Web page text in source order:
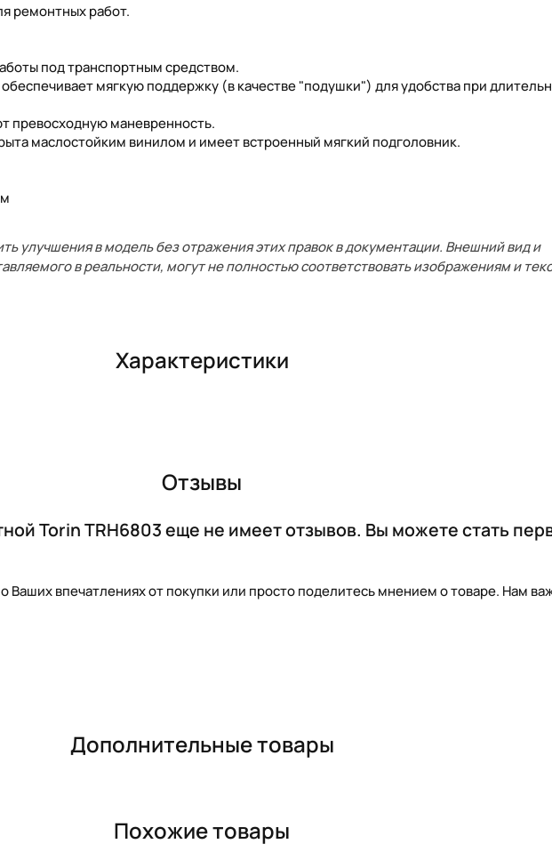
ремонтных работ.
под транспортным средством.
мягкую поддержку (в качестве "подушки") для удобства при
превосходную маневренность.
маслостойким винилом и имеет встроенный мягкий подголовник.
улучшения в модель без отражения этих правок в документации. Внешний вид и
в реальности, могут не полностью соответствовать изображениям и
Характеристики
Отзывы
Torin TRH6803 еще не имеет отзывов. Вы можете стать
Ваших впечатлениях от покупки или просто поделитесь мнением о товаре. Нам
Дополнительные товары
Похожие товары